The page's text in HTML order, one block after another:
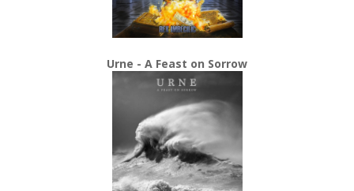
Urne - A Feast on Sorrow